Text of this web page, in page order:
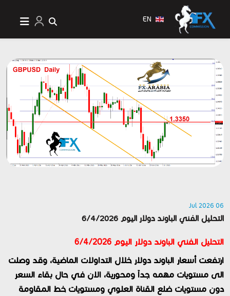
06 Jul 2026
التحليل الفني الباوند دولار اليوم 6/4/2026
التحليل الفني الباوند دولار اليوم 6/4/2026
ارتفعت أسعار الباوند دولار خلال التداولات الماضية، وقد وصلت
الى مستويات مهمه جداً ومحورية، الان في حال بقاء السعر
دون مستويات ضلع القناة العلوي ومستويات خط المقاومة